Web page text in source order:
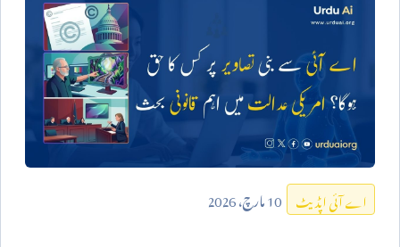
اے آئی اپڈیٹ 10مارچ،2026